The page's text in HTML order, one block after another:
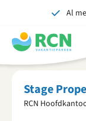
hoofdnavigatie
hoofdinhoud
voettekstinhoud
Al
Stage
RCN